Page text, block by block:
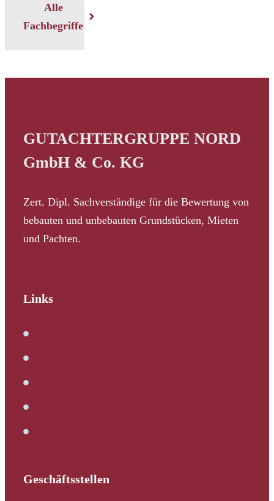
Alle
Fachbegriffe
GUTACHTERGRUPPE NORD
GmbH & Co. KG
Zert. Dipl. Sachverständige für die Bewertung von
bebauten und unbebauten Grundstücken, Mieten
und Pachten.
Links
Geschäftsstellen